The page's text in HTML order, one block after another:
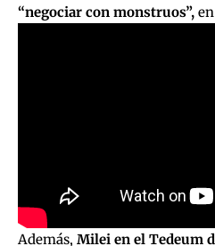
“negociar con monstruos”,
Además, Milei en el Tedeum